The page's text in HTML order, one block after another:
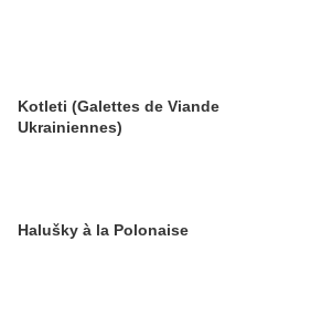
Kotleti (Galettes de Viande
Ukrainiennes)
Halušky à la Polonaise